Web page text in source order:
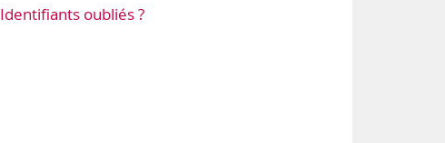
Identifiants oubliés ?